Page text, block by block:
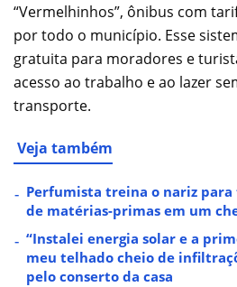
“Vermelhinhos”, ônibus com
por todo o município. Esse
gratuita para moradores e
acesso ao trabalho e ao lazer
transporte.
Veja também
Perfumista treina o nariz
de matérias-primas em um
“Instalei energia solar e a
meu telhado cheio de
pelo conserto da casa